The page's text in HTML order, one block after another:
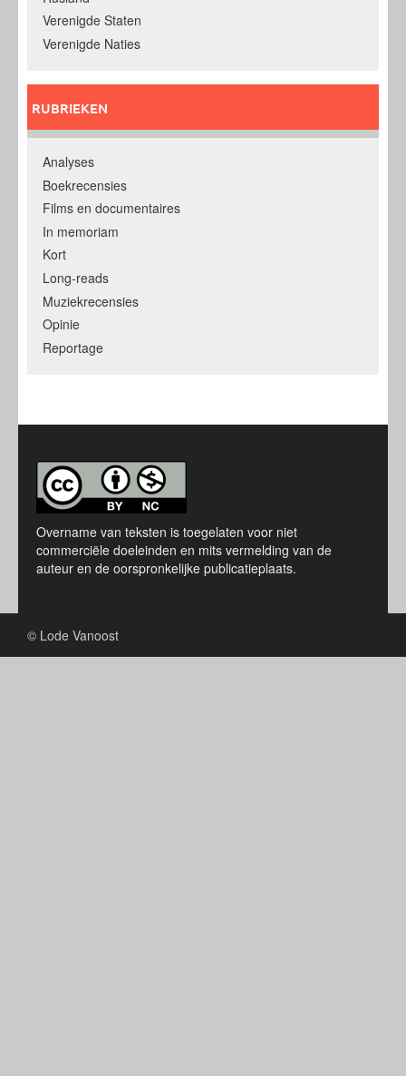
Verenigde Staten
Verenigde Naties
RUBRIEKEN
Analyses
Boekrecensies
Films en documentaires
In memoriam
Kort
Long-reads
Muziekrecensies
Opinie
Reportage
Overname van teksten is toegelaten voor niet
commerciële doeleinden en mits vermelding van de
auteur en de oorspronkelijke publicatieplaats.
© Lode Vanoost